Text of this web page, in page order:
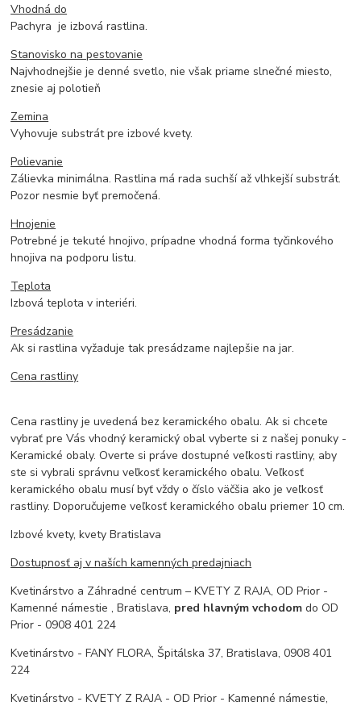
Vhodná do
Pachyra je izbová rastlina.
Stanovisko na pestovanie
Najvhodnejšie je denné svetlo, nie však priame slnečné miesto,
znesie aj polotieň
Zemina
Vyhovuje substrát pre izbové kvety.
Polievanie
Zálievka minimálna. Rastlina má rada suchší až vlhkejší substrát.
Pozor nesmie byť premočená.
Hnojenie
Potrebné je tekuté hnojivo, prípadne vhodná forma tyčinkového
hnojiva na podporu listu.
Teplota
Izbová teplota v interiéri.
Presádzanie
Ak si rastlina vyžaduje tak presádzame najlepšie na jar.
Cena rastliny
Cena rastliny je uvedená bez keramického obalu. Ak si chcete
vybrať pre Vás vhodný keramický obal vyberte si z našej ponuky -
Keramické obaly. Overte si práve dostupné veľkosti rastliny, aby
ste si vybrali správnu veľkosť keramického obalu. Veľkosť
keramického obalu musí byť vždy o číslo väčšia ako je veľkosť
rastliny. Doporučujeme veľkosť keramického obalu priemer 10 cm.
Izbové kvety, kvety Bratislava
Dostupnosť aj v naších kamenných predajniach
Kvetinárstvo a Záhradné centrum – KVETY Z RAJA, OD Prior -
Kamenné námestie , Bratislava, pred hlavným vchodom do OD
Prior - 0908 401 224
Kvetinárstvo - FANY FLORA, Špitálska 37, Bratislava, 0908 401
224
Kvetinárstvo - KVETY Z RAJA - OD Prior - Kamenné námestie,